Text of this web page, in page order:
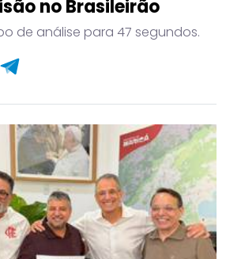
no Brasileirão
de análise para 47 segundos.